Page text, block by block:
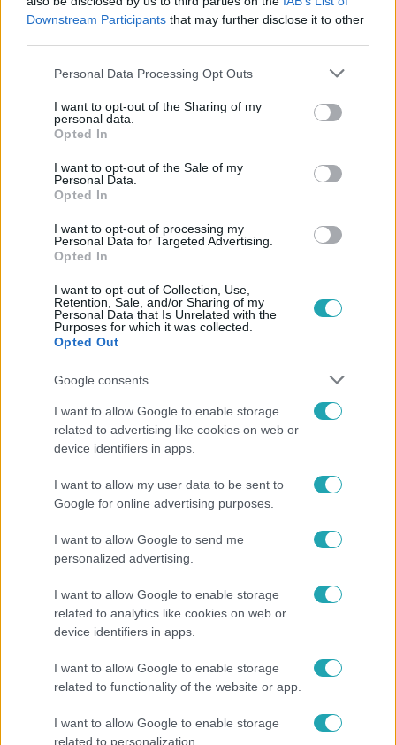
Downstream Participants that may further disclose it to other
Please note that this website/app uses one or more Google
not limited to your visit or usage behaviour. You may click to
grant or deny consent to Google and its third-party tags to
use your data for below specified purposes in below Google
consent section.
Personal Data Processing Opt Outs
I want to opt-out of the Sharing of my
personal data.
Opted In
I want to opt-out of the Sale of my
Personal Data.
Opted In
I want to opt-out of processing my
Personal Data for Targeted Advertising.
Opted In
I want to opt-out of Collection, Use,
Retention, Sale, and/or Sharing of my
Personal Data that Is Unrelated with the
Purposes for which it was collected.
Opted Out
Google consents
I want to allow Google to enable storage
related to advertising like cookies on web or
device identifiers in apps.
I want to allow my user data to be sent to
Google for online advertising purposes.
I want to allow Google to send me
personalized advertising.
I want to allow Google to enable storage
related to analytics like cookies on web or
device identifiers in apps.
I want to allow Google to enable storage
related to functionality of the website or app.
I want to allow Google to enable storage
related to personalization.
TUDOMÁNY-TECH TUDOMÁNY
Népszerű
"Nem beszélek már vele évek óta" - Édesapja
kitagadta Nagy Zsoltot